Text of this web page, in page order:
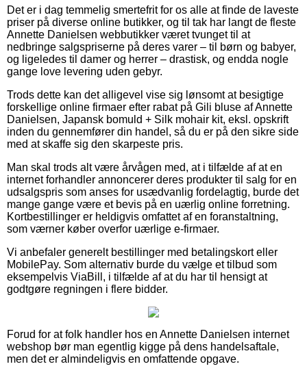
Det er i dag temmelig smertefrit for os alle at finde de laveste
priser på diverse online butikker, og til tak har langt de fleste
Annette Danielsen webbutikker været tvunget til at
nedbringe salgspriserne på deres varer – til børn og babyer,
og ligeledes til damer og herrer – drastisk, og endda nogle
gange love levering uden gebyr.
Trods dette kan det alligevel vise sig lønsomt at besigtige
forskellige online firmaer efter rabat på Gili bluse af Annette
Danielsen, Japansk bomuld + Silk mohair kit, eksl. opskrift
inden du gennemfører din handel, så du er på den sikre side
med at skaffe sig den skarpeste pris.
Man skal trods alt være årvågen med, at i tilfælde af at en
internet forhandler annoncerer deres produkter til salg for en
udsalgspris som anses for usædvanlig fordelagtig, burde det
mange gange være et bevis på en uærlig online forretning.
Kortbestillinger er heldigvis omfattet af en foranstaltning,
som værner køber overfor uærlige e-firmaer.
Vi anbefaler generelt bestillinger med betalingskort eller
MobilePay. Som alternativ burde du vælge et tilbud som
eksempelvis ViaBill, i tilfælde af at du har til hensigt at
godtgøre regningen i flere bidder.
Forud for at folk handler hos en Annette Danielsen internet
webshop bør man egentlig kigge på dens handelsaftale,
men det er almindeligvis en omfattende opgave.